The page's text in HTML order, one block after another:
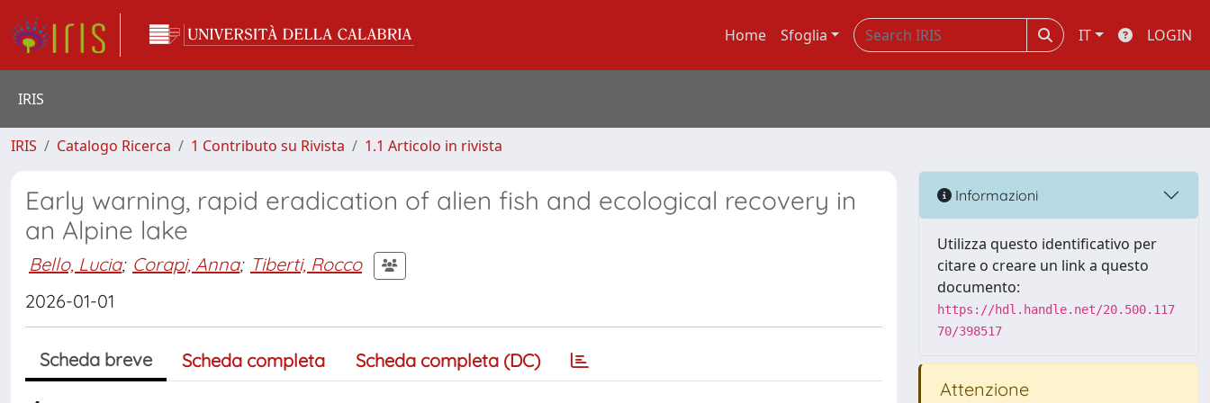
Home Sfoglia IT LOGIN
IRIS
IRIS Catalogo Ricerca 1 Contributo su Rivista 1.1 Articolo in rivista
Early warning, rapid eradication of alien fish and ecological recovery in
an Alpine lake
Bello, Lucia; Corapi, Anna; Tiberti, Rocco
2026-01-01
Scheda breve Scheda completa Scheda completa (DC)
Informazioni
Utilizza questo identificativo per
citare o creare un link a questo
documento:
https://hdl.handle.net/20.500.117
70/398517
Attenzione